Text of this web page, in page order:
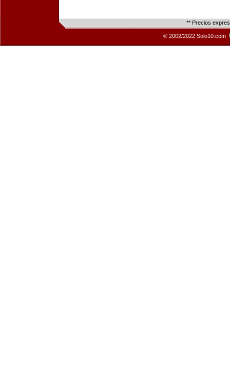
** Precios
© 2002/2022 Solo10.com